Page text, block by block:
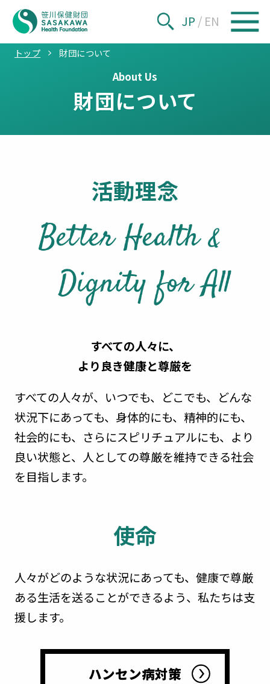
JP / EN
トップ 財団について
About Us
財団について
活動理念
すべての人々に、
より良き健康と尊厳を
すべての人々が、いつでも、どこでも、どんな
状況下にあっても、 身体的にも、精神的にも、
社会的にも、さらにスピリチュアルにも、 より
良い状態と、人としての尊厳を維持できる社会
を目指します。
使命
人々がどのような状況にあっても、健康で尊厳
ある生活を送ることができるよう、私たちは支
援します。
ハンセン病対策